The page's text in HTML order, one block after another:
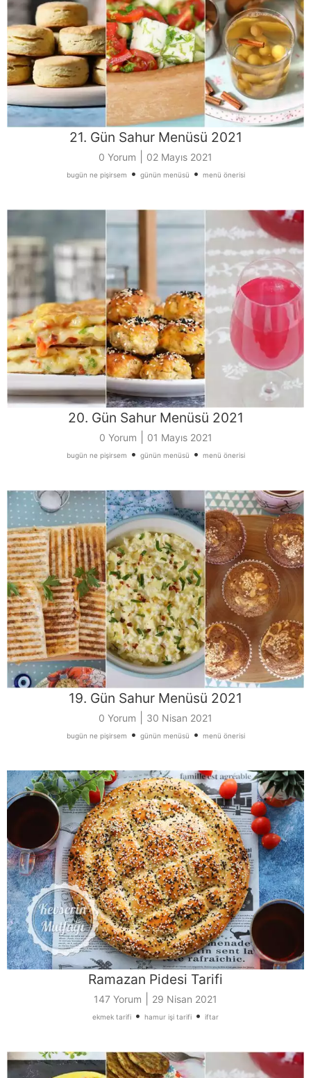
21. Gün Sahur Menüsü 2021
0 Yorum 02 Mayıs 2021
bugün ne pişirsem • günün menüsü • menü önerisi
20. Gün Sahur Menüsü 2021
0 Yorum 01 Mayıs 2021
bugün ne pişirsem • günün menüsü • menü önerisi
19. Gün Sahur Menüsü 2021
0 Yorum 30 Nisan 2021
bugün ne pişirsem • günün menüsü • menü önerisi
Ramazan Pidesi Tarifi
147 Yorum 29 Nisan 2021
ekmek tarifi • hamur işi tarifi • iftar